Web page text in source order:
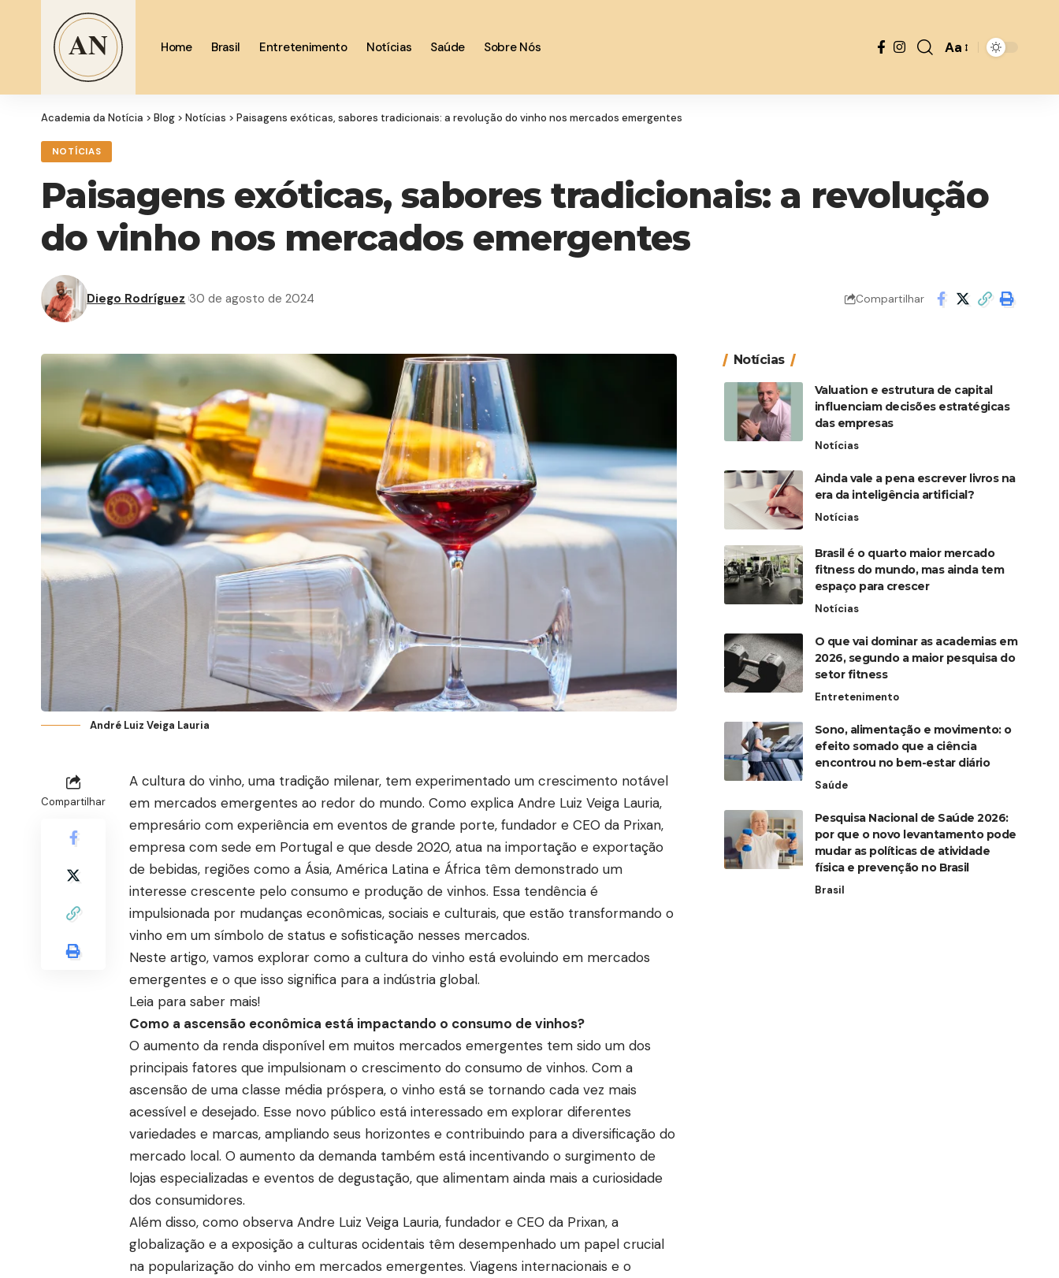
Home Brasil Entretenimento Notícias Saúde Sobre Nós
Font
Aa
Academia da Notícia > Blog > Notícias > Paisagens exóticas, sabores tradicionais: a revolução do vinho nos mercados emergentes
NOTÍCIAS
Paisagens exóticas, sabores tradicionais: a revolução
do vinho nos mercados emergentes
Diego Rodríguez 30 de agosto de 2024 Compartilhar
André Luiz Veiga Lauria
Compartilhar
A cultura do vinho, uma tradição milenar, tem experimentado um crescimento notável
em mercados emergentes ao redor do mundo. Como explica Andre Luiz Veiga Lauria,
empresário com experiência em eventos de grande porte, fundador e CEO da Prixan,
empresa com sede em Portugal e que desde 2020, atua na importação e exportação
de bebidas, regiões como a Ásia, América Latina e África têm demonstrado um
interesse crescente pelo consumo e produção de vinhos. Essa tendência é
impulsionada por mudanças econômicas, sociais e culturais, que estão transformando o
vinho em um símbolo de status e sofisticação nesses mercados.
Neste artigo, vamos explorar como a cultura do vinho está evoluindo em mercados
emergentes e o que isso significa para a indústria global.
Leia para saber mais!
Como a ascensão econômica está impactando o consumo de vinhos?
O aumento da renda disponível em muitos mercados emergentes tem sido um dos
principais fatores que impulsionam o crescimento do consumo de vinhos. Com a
ascensão de uma classe média próspera, o vinho está se tornando cada vez mais
acessível e desejado. Esse novo público está interessado em explorar diferentes
variedades e marcas, ampliando seus horizontes e contribuindo para a diversificação do
mercado local. O aumento da demanda também está incentivando o surgimento de
lojas especializadas e eventos de degustação, que alimentam ainda mais a curiosidade
dos consumidores.
Além disso, como observa Andre Luiz Veiga Lauria, fundador e CEO da Prixan, a
globalização e a exposição a culturas ocidentais têm desempenhado um papel crucial
na popularização do vinho em mercados emergentes. Viagens internacionais e o
Notícias
Valuation e estrutura de capital
influenciam decisões estratégicas
das empresas
Notícias
Ainda vale a pena escrever livros na
era da inteligência artificial?
Notícias
Brasil é o quarto maior mercado
fitness do mundo, mas ainda tem
espaço para crescer
Notícias
O que vai dominar as academias em
2026, segundo a maior pesquisa do
setor fitness
Entretenimento
Sono, alimentação e movimento: o
efeito somado que a ciência
encontrou no bem-estar diário
Saúde
Pesquisa Nacional de Saúde 2026:
por que o novo levantamento pode
mudar as políticas de atividade
física e prevenção no Brasil
Brasil